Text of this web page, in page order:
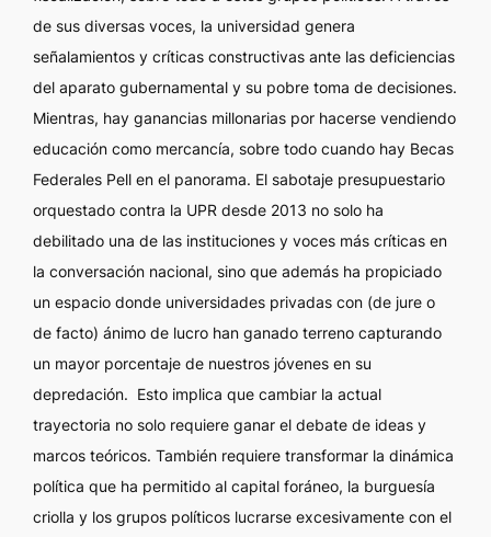
de sus diversas voces, la universidad genera
señalamientos y críticas constructivas ante las deficiencias
del aparato gubernamental y su pobre toma de decisiones.
Mientras, hay ganancias millonarias por hacerse vendiendo
educación como mercancía, sobre todo cuando hay Becas
Federales Pell en el panorama. El sabotaje presupuestario
orquestado contra la UPR desde 2013 no solo ha
debilitado una de las instituciones y voces más críticas en
la conversación nacional, sino que además ha propiciado
un espacio donde universidades privadas con (de jure o
de facto) ánimo de lucro han ganado terreno capturando
un mayor porcentaje de nuestros jóvenes en su
depredación. Esto implica que cambiar la actual
trayectoria no solo requiere ganar el debate de ideas y
marcos teóricos. También requiere transformar la dinámica
política que ha permitido al capital foráneo, la burguesía
criolla y los grupos políticos lucrarse excesivamente con el